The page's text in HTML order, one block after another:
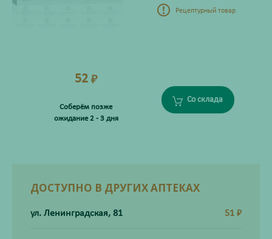
Рецептурный товар
52 ₽
Соберём позже
ожидание 2 - 3 дня
Со склада
ДОСТУПНО В ДРУГИХ АПТЕКАХ
ул. Ленинградская, 81 51 ₽